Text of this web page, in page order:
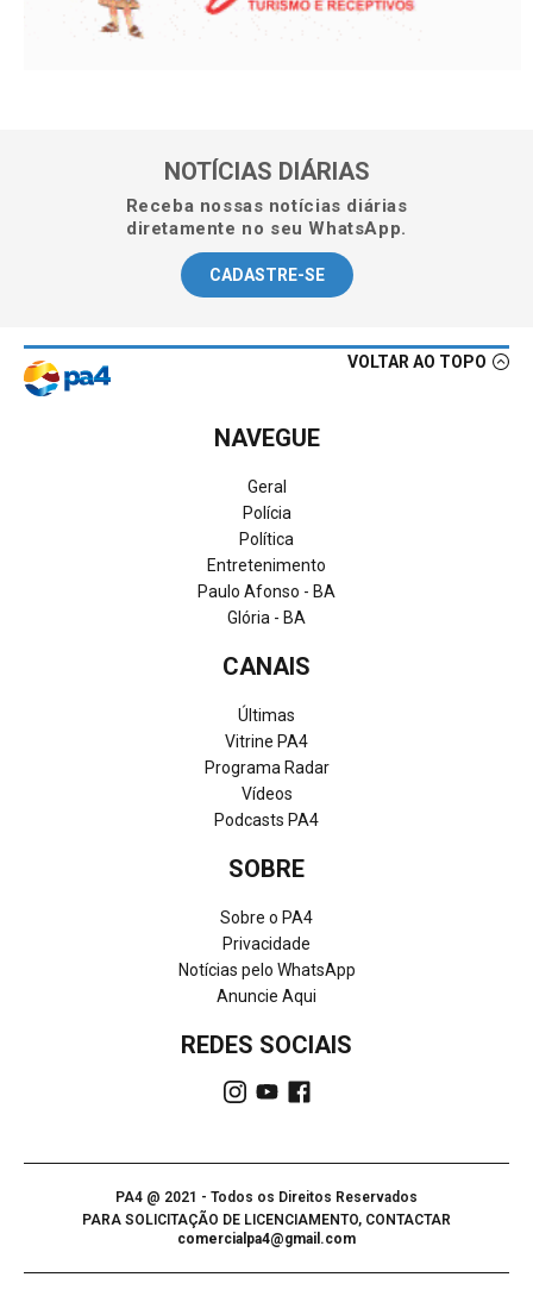
NOTÍCIAS DIÁRIAS
Receba nossas notícias diárias
diretamente no seu WhatsApp.
CADASTRE-SE
VOLTAR AO TOPO
NAVEGUE
Geral
Polícia
Política
Entretenimento
Paulo Afonso - BA
Glória - BA
CANAIS
Últimas
Vitrine PA4
Programa Radar
Vídeos
Podcasts PA4
SOBRE
Sobre o PA4
Privacidade
Notícias pelo WhatsApp
Anuncie Aqui
REDES SOCIAIS
PA4 @ 2021 - Todos os Direitos Reservados
PARA SOLICITAÇÃO DE LICENCIAMENTO, CONTACTAR
comercialpa4@gmail.com